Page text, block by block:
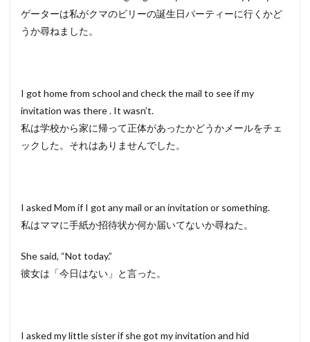
ゲーターは私がクマのビリーの誕生日パーティーに行くかど
うか尋ねました。
I got home from school and check the mail to see if my
invitation was there . It wasn’t.
私は学校から家に帰って正体があったかどうかメールをチェ
ックした。それはありませんでした。
I asked Mom if I got any mail or an invitation or something.
私はママに手紙か招待状か何か届いてないか尋ねた。
She said, “Not today.”
彼女は「今日はない」と言った。
I asked my little sister if she got my invitation and hid